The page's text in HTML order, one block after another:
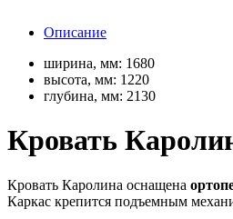
Описание
ширина, мм: 1680
высота, мм: 1220
глубина, мм: 2130
Кровать
Кровать Каролина оснащена
Каркас крепится подъемным